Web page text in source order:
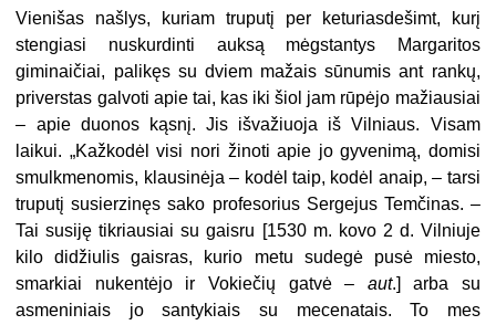
Vienišas našlys, kuriam truputį per keturiasdešimt, kurį
stengiasi nuskurdinti auksą mėgstantys Margaritos
giminaičiai, palikęs su dviem mažais sūnumis ant rankų,
priverstas galvoti apie tai, kas iki šiol jam rūpėjo mažiausiai
– apie duonos kąsnį. Jis išvažiuoja iš Vilniaus. Visam
laikui. „Kažkodėl visi nori žinoti apie jo gyvenimą, domisi
smulkmenomis, klausinėja – kodėl taip, kodėl anaip, – tarsi
truputį susierzinęs sako profesorius Sergejus Temčinas. –
Tai susiję tikriausiai su gaisru [1530 m. kovo 2 d. Vilniuje
kilo didžiulis gaisras, kurio metu sudegė pusė miesto,
smarkiai nukentėjo ir Vokiečių gatvė – aut.] arba su
asmeniniais jo santykiais su mecenatais. To mes